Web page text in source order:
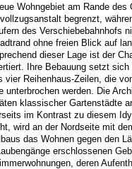
Wohngebiet am Rande
begrenzt,
des Verschiebebahnhofs
ohne freien Blick auf
dieser Lage ist der
Ihre Bebauung setzt
vier Reihenhaus-Zeilen, die
unterbrochen werden. Die
klassischer Gartenstädte
im Kontrast zu diesem
wird an der Nordseite mit
das Wohnen gegen den
erschlossenen
deren